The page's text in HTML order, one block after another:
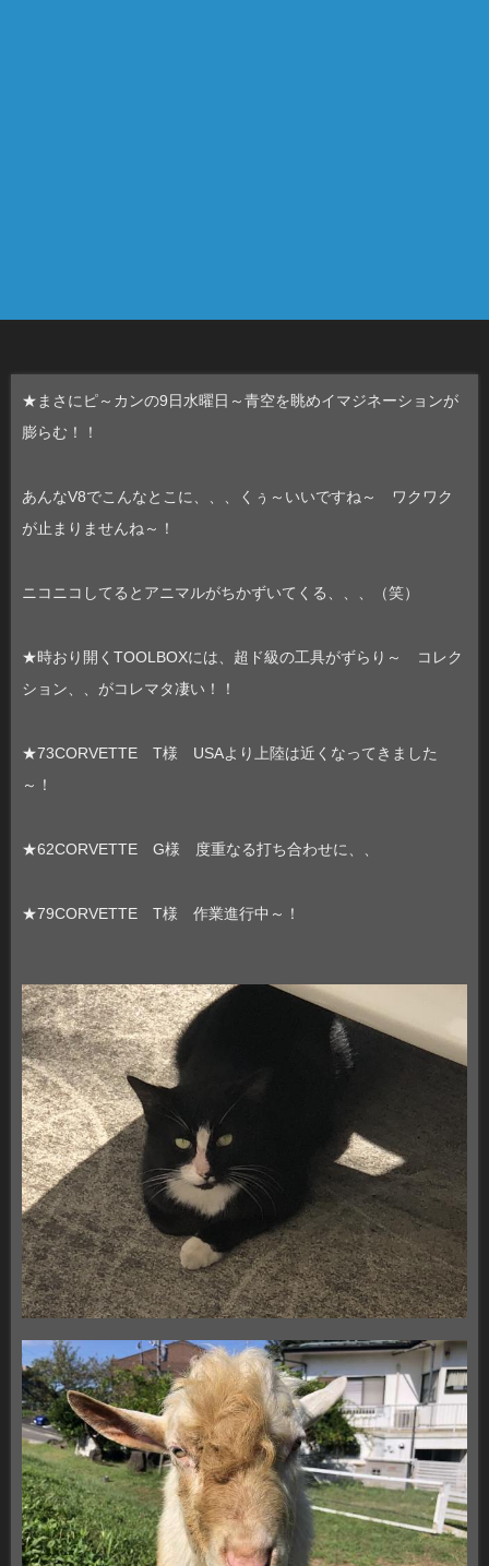
★まさにピ～カンの9日水曜日～青空を眺めイマジネーションが
膨らむ！！
あんなV8でこんなとこに、、、くぅ～いいですね～ ワクワク
が止まりませんね～！
ニコニコしてるとアニマルがちかずいてくる、、、（笑）
★時おり開くTOOLBOXには、超ド級の工具がずらり～ コレク
ション、、がコレマタ凄い！！
★73CORVETTE T様 USAより上陸は近くなってきました
～！
★62CORVETTE G様 度重なる打ち合わせに、、
★79CORVETTE T様 作業進行中～！